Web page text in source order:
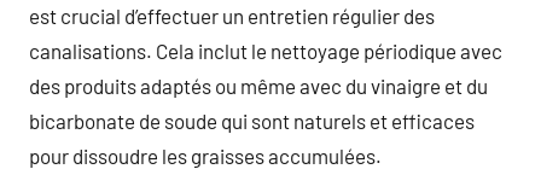
est crucial d’effectuer un entretien régulier des
canalisations. Cela inclut le nettoyage périodique avec
des produits adaptés ou même avec du vinaigre et du
bicarbonate de soude qui sont naturels et efficaces
pour dissoudre les graisses accumulées.